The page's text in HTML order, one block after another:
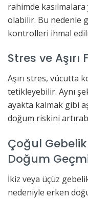
rahimde
olabilir. Bu nedenle
kontrolleri ihmal
Stres ve
Aşırı stres, vücutta
tetikleyebilir. Aynı
ayakta kalmak gibi
doğum riskini
Çoğul
Doğum
İkiz veya üçüz
nedeniyle erken